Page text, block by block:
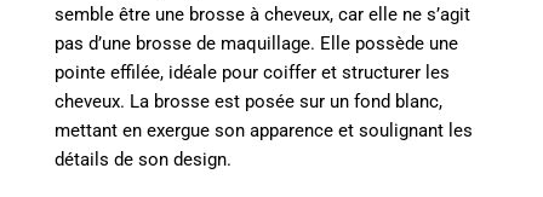
semble être une brosse à cheveux, car elle ne s’agit
pas d’une brosse de maquillage. Elle possède une
pointe effilée, idéale pour coiffer et structurer les
cheveux. La brosse est posée sur un fond blanc,
mettant en exergue son apparence et soulignant les
détails de son design.